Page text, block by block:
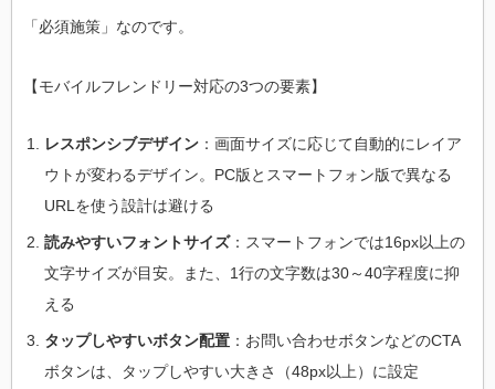
「必須施策」なのです。
【モバイルフレンドリー対応の3つの要素】
レスポンシブデザイン ：画面サイズに応じて自動的にレイア
ウトが変わるデザイン。PC版とスマートフォン版で異なる
URLを使う設計は避ける
読みやすいフォントサイズ：スマートフォンでは16px以上の
文字サイズが目安。また、1行の文字数は30～40字程度に抑
える
タップしやすいボタン配置 ：お問い合わせボタンなどのCTA
ボタンは、タップしやすい大きさ（48px以上）に設定